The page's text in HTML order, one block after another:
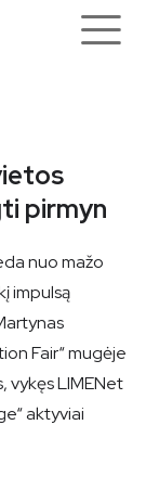
pirmyn
nuo mažo
impulsą
Fair“ mugėje
vykęs LIMENet
aktyviai